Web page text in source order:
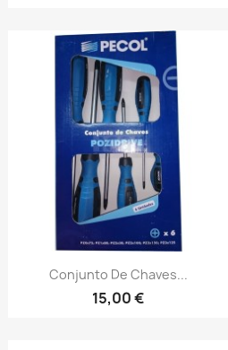
Conjunto De Chaves...
15,00 €
Vista rápida